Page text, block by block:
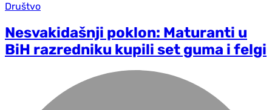
Društvo
Nesvakidašnji poklon: Maturanti u
BiH razredniku kupili set guma i felgi